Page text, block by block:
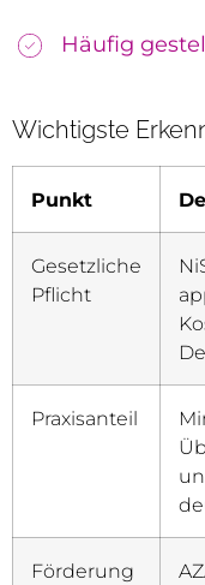
Häufig
Wichtigste
Punkt
Gesetzliche
Pflicht
Praxisanteil
Förderung